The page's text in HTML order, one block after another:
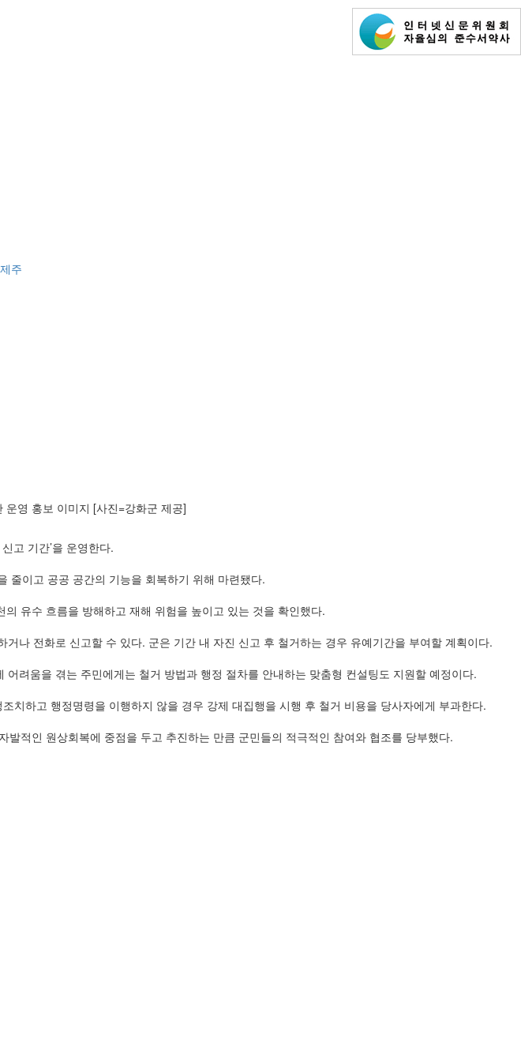
제주
영 홍보 이미지 [사진=강화군 제공]
고 기간’을 운영한다.
줄이고 공공 공간의 기능을 회복하기 위해 마련됐다.
유수 흐름을 방해하고 재해 위험을 높이고 있는 것을 확인했다.
나 전화로 신고할 수 있다. 군은 기간 내 자진 신고 후 철거하는 경우 유예기간을 부여할 계획이다.
려움을 겪는 주민에게는 철거 방법과 행정 절차를 안내하는 맞춤형 컨설팅도 지원할 예정이다.
하고 행정명령을 이행하지 않을 경우 강제 대집행을 시행 후 철거 비용을 당사자에게 부과한다.
적인 원상회복에 중점을 두고 추진하는 만큼 군민들의 적극적인 참여와 협조를 당부했다.